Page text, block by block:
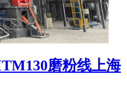
磨粉线上海